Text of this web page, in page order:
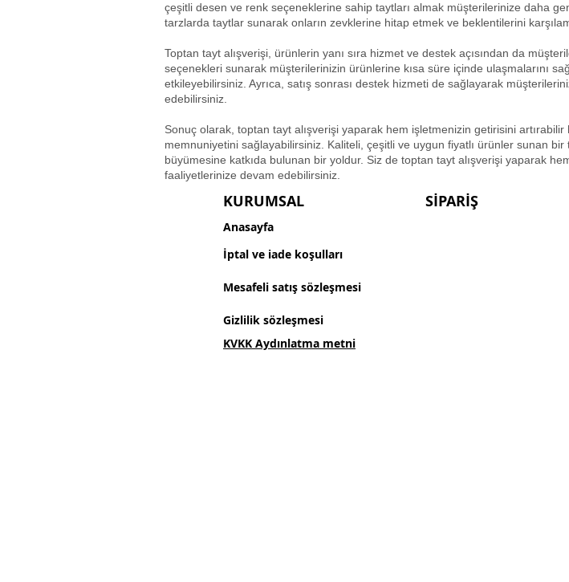
çeşitli desen ve renk seçeneklerine sahip taytları almak müşterilerinize daha
tarzlarda taytlar sunarak onların zevklerine hitap etmek ve beklentilerini
Toptan tayt alışverişi, ürünlerin yanı sıra hizmet ve destek açısından da
seçenekleri sunarak müşterilerinizin ürünlerine kısa süre içinde ulaşmalarını
etkileyebilirsiniz. Ayrıca, satış sonrası destek hizmeti de sağlayarak
edebilirsiniz.
Sonuç olarak, toptan tayt alışverişi yaparak hem işletmenizin getirisini artırabilir
memnuniyetini sağlayabilirsiniz. Kaliteli, çeşitli ve uygun fiyatlı ürünler sunan
büyümesine katkıda bulunan bir yoldur. Siz de toptan tayt alışverişi yaparak
faaliyetlerinize devam edebilirsiniz.
KURUMSAL SİPARİŞ
Anasayfa
İptal ve iade koşulları
Mesafeli satış sözleşmesi
Gizlilik sözleşmesi
KVKK Aydınlatma metni